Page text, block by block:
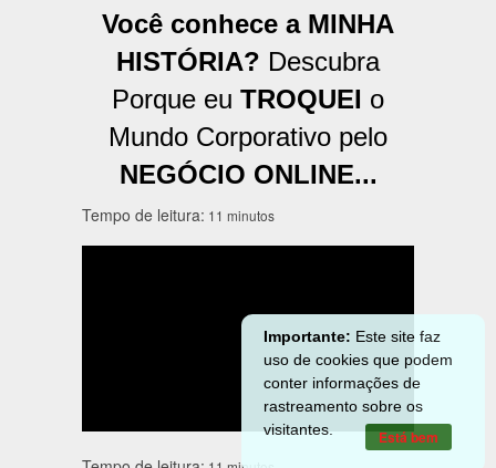
Você conhece a MINHA
HISTÓRIA? Descubra
Porque eu TROQUEI o
Mundo Corporativo pelo
NEGÓCIO ONLINE...
Tempo de leitura: 11 minutos
Importante: Este site faz
uso de cookies que podem
conter informações de
rastreamento sobre os
visitantes.
Está bem